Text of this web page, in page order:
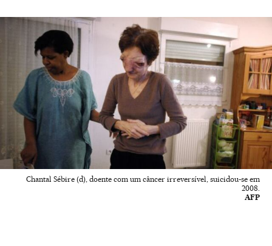
Chantal Sébire (d), doente com um câncer irreversível, suicidou-se em
2008.
AFP